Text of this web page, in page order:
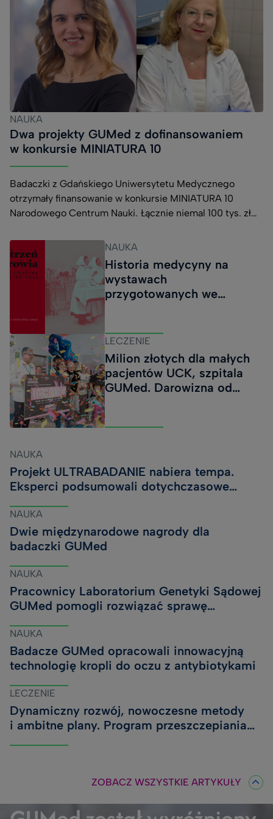
NAUKA
Dwa projekty GUMed z dofinansowaniem
w konkursie MINIATURA 10
Badaczki z Gdańskiego Uniwersytetu Medycznego
otrzymały finansowanie w konkursie MINIATURA 10
Narodowego Centrum Nauki. Łącznie niemal 100 tys. zł
opracowania nowych narzędzi badawczych oraz
poszukiwania skuteczniejszych metod leczenia
nowotworów. Dr Natalia Treder z Katedry i Zakładu
Chemii Farmaceutycznej uzyskała finansowanie w
wysokości 49 940 zł na realizację projektu Opracowanie
strategii analitycznej LC-MS/MS do monitorowania
dynamiki zmian profilu lipidowego w procesie
indukowanej ferroptozy. Ferroptoza to zależna od żelaza
forma regulo
NAUKA
Historia medycyny na
wystawach
przygotowanych we
LECZENIE
Milion złotych dla małych
pacjentów UCK, szpitala
GUMed. Darowizna od
NAUKA
Projekt ULTRABADANIE nabiera tempa.
Eksperci podsumowali dotychczasowe
NAUKA
Dwie międzynarodowe nagrody dla
badaczki GUMed
NAUKA
Pracownicy Laboratorium Genetyki Sądowej
GUMed pomogli rozwiązać sprawę
NAUKA
Badacze GUMed opracowali innowacyjną
technologię kropli do oczu z antybiotykami
LECZENIE
Dynamiczny rozwój, nowoczesne metody
i ambitne plany. Program przeszczepiania
ZOBACZ WSZYSTKIE ARTYKUŁY